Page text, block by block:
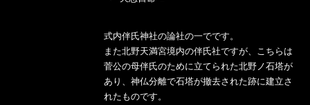
式内伴氏神社の論社の一でです。
また北野天満宮境内の伴氏社ですが、こちらは
菅公の母伴氏のために立てられた北野ノ石塔が
あり、神仏分離で石塔が撤去された跡に建立さ
れたものです。